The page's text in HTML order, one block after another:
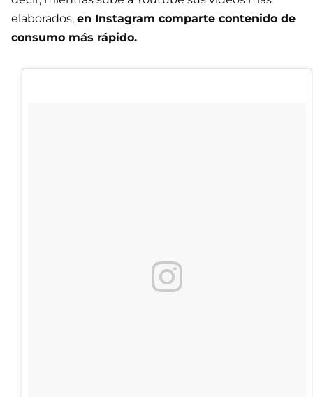
elaborados, en Instagram comparte contenido de
consumo más rápido.